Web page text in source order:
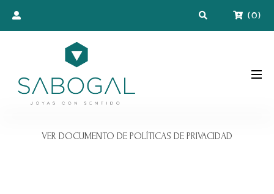
(0)
VER DOCUMENTO DE POLÍTICAS DE PRIVACIDAD